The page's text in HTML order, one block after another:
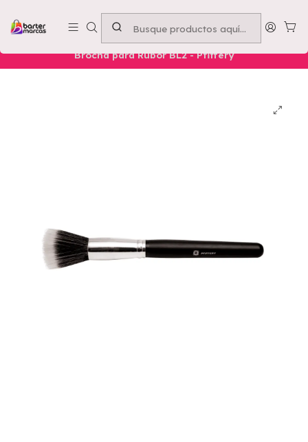
Emprende con nosotros -Compra mínima $50.000
Nuestros Productos Belleza Rostro
Brocha para Rubor BL2 - Pfiffery